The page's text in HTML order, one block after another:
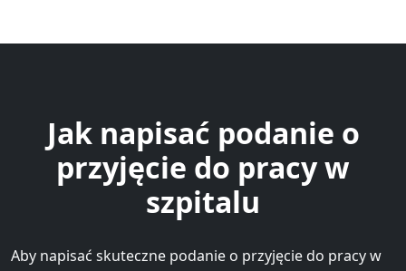
Jak napisać podanie o
przyjęcie do pracy w
szpitalu
Aby napisać skuteczne podanie o przyjęcie do pracy w